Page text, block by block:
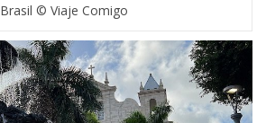
Brasil © Viaje Comigo